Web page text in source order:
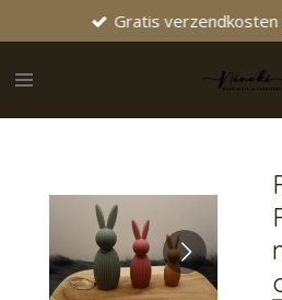
direct
naar
hoofdinhoud
Gratis